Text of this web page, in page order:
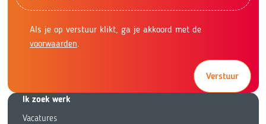
Als je op verstuur klikt, ga je akkoord met de
voorwaarden
Verstuur
Ik zoek werk
Vacatures